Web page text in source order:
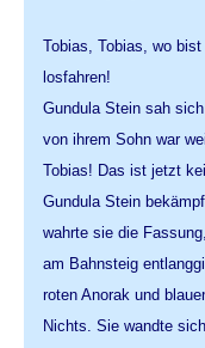
Tobias, Tobias, wo
losfahren!
Gundula Stein sah
von ihrem Sohn war
Tobias! Das ist jetzt
Gundula Stein
wahrte sie die
am Bahnsteig
roten Anorak und
Nichts. Sie wandte